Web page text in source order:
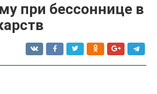
при бессоннице в